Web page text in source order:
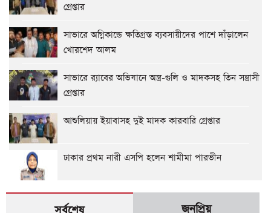
গ্রেপ্তার
সাভারে অগ্নিকান্ডে ক্ষতিগ্রস্ত ব্যবসায়ীদের পাশে দাঁড়ালেন
খোরশেদ আলম
সাভারে র‍্যাবের অভিযানে অস্ত্র-গুলি ও মাদকসহ তিন সন্ত্রাসী
গ্রেপ্তার
আশুলিয়ায় ইয়াবাসহ দুই মাদক কারবারি গ্রেপ্তার
ঢাকার প্রথম নারী এসপি হলেন শামীমা পারভীন
জনপ্রিয়